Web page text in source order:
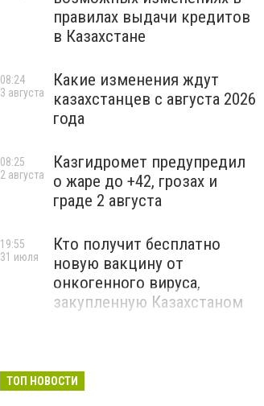
правилах выдачи кредитов
в Казахстане
Какие изменения ждут
казахстанцев с августа 2026
года
08:24
3 августа
Казгидромет предупредил
о жаре до +42, грозах и
граде 2 августа
08:25
2 августа
Кто получит бесплатно
новую вакцину от
онкогенного вируса,
закупленную Казахстаном
19:55
31 июля
ТОП НОВОСТИ